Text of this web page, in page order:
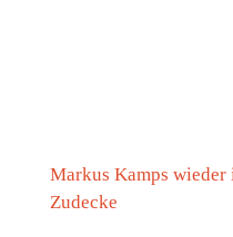
Markus Kamps
Zudecke